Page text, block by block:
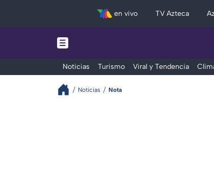
en vivo TV Azteca
Noticias Turismo Viral y Tendencia
Noticias Nota